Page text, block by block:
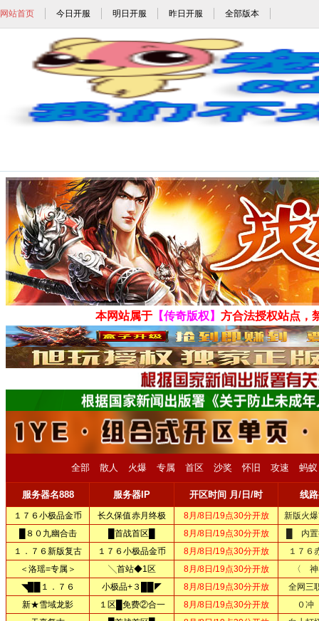
网站首页 今日开服 明日开服 昨日开服 全部版本